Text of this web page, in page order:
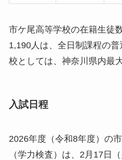
市ケ尾高等学校の在籍生徒
1,190人は、全日制課程の
校としては、神奈川県内最
入試日程
2026年度（令和8年度）の
（学力検査）は、2月17日